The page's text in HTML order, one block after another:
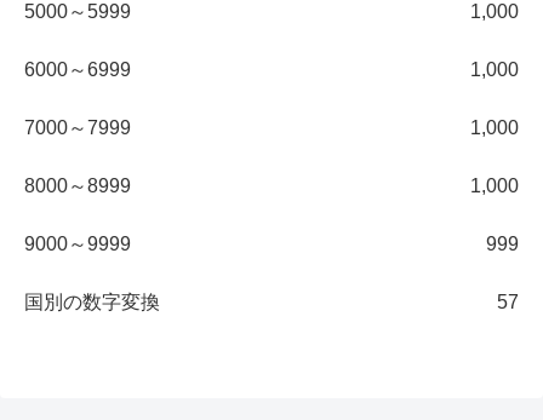
5000～5999 1,000
6000～6999 1,000
7000～7999 1,000
8000～8999 1,000
9000～9999 999
国別の数字変換 57